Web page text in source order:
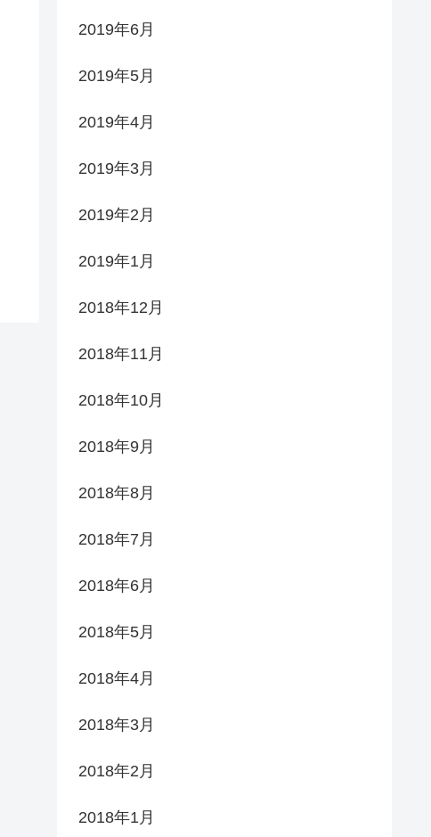
2019年6月
2019年5月
2019年4月
2019年3月
2019年2月
2019年1月
2018年12月
2018年11月
2018年10月
2018年9月
2018年8月
2018年7月
2018年6月
2018年5月
2018年4月
2018年3月
2018年2月
2018年1月